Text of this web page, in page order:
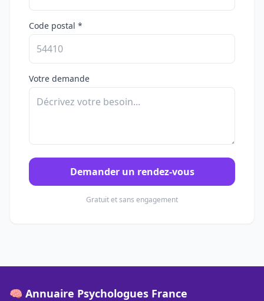
Code postal *
Votre demande
Demander un rendez-vous
Gratuit et sans engagement
🧠 Annuaire Psychologues France